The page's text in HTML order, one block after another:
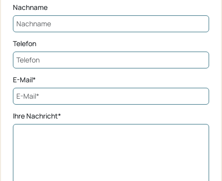
Nachname
Telefon
E-Mail*
Ihre Nachricht*